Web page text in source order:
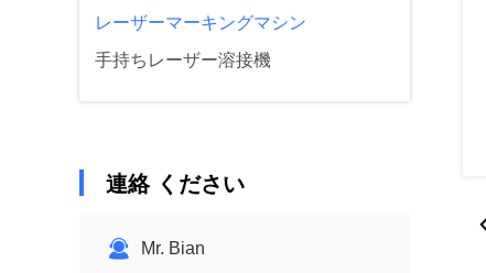
レーザーマーキングマシン
手持ちレーザー溶接機
連絡 ください
Mr. Bian